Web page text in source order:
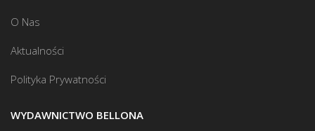
O Nas
Aktualności
Polityka Prywatności
WYDAWNICTWO BELLONA